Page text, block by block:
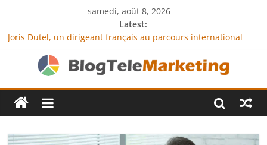
samedi, août 8, 2026
Latest:
Joris Dutel, un dirigeant français au parcours international
Agria Assurance Animaux : comment l’entreprise se
démarque-t-elle de la concurrence ?
JCA Academy : l’excellence au service de l’indépendance
financière
Denis Bouclon : la diplomatie éducative comme moteur de
Next Terra International : des solutions logistiques au service